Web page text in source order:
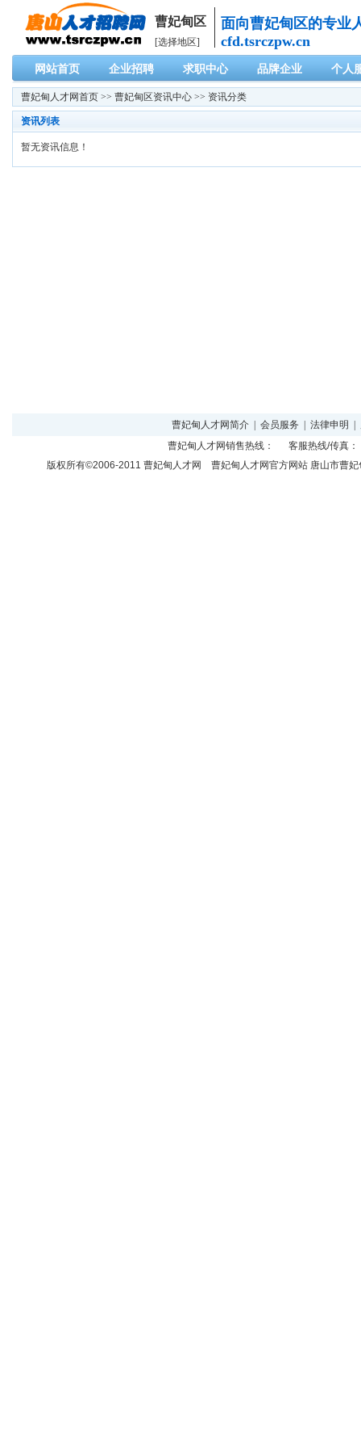
曹妃甸区
[选择地区]
面向曹妃甸区的专业
cfd.tsrczpw.cn
网站首页 企业招聘 求职中心 品牌企业 个人
曹妃甸人才网首页 >> 曹妃甸区资讯中心 >> 资讯分类
资讯列表
暂无资讯信息！
曹妃甸人才网简介 会员服务 法律申明
曹妃甸人才网销售热线： 客服热线/传真
版权所有©2006-2011 曹妃甸人才网 曹妃甸人才网官方网站 唐山市曹